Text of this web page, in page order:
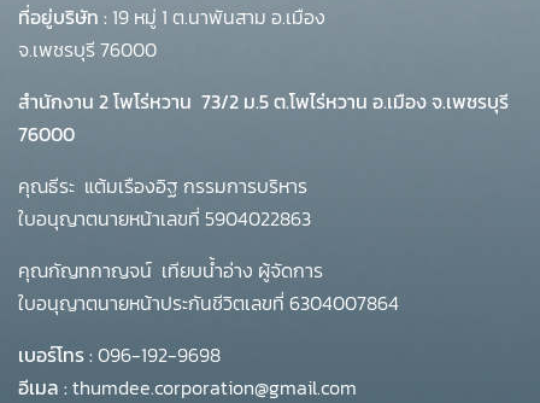
ที่อยู่บริษัท : 19 หมู่ 1 ต.นาพันสาม อ.เมือง
จ.เพชรบุรี 76000
สำนักงาน 2 โพโร่หวาน 73/2 ม.5 ต.โพไร่หวาน อ.เมือง จ.เพชรบุรี
76000
คุณธีระ แต้มเรืองอิฐ กรรมการบริหาร
ใบอนุญาตนายหน้าเลขที่ 5904022863
คุณกัญทกาญจน์ เทียบน้ำอ่าง ผู้จัดการ
ใบอนุญาตนายหน้าประกันชีวิตเลขที่ 6304007864
เบอร์โทร :096-192-9698
อีเมล :thumdee.corporation@gmail.com